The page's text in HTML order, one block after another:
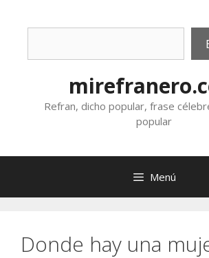
Refran, dicho popular, frase
popular
Menú
Donde hay una